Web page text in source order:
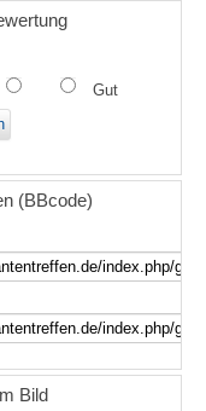
Gut
(BBcode)
Bild